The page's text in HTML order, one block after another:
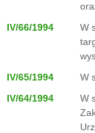
IV/66/1994
W
IV/65/1994
W
IV/64/1994
W